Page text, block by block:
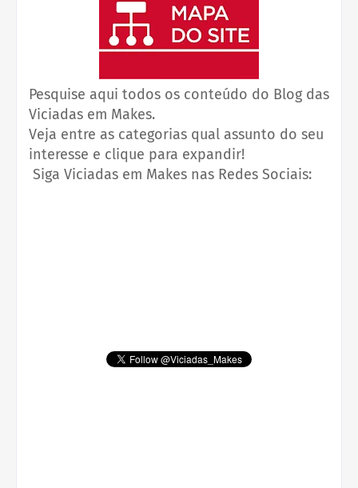
Pesquise aqui todos os conteúdo do Blog das
Viciadas em Makes.
Veja entre as categorias qual assunto do seu
interesse e clique para expandir!
Siga Viciadas em Makes nas Redes Sociais: